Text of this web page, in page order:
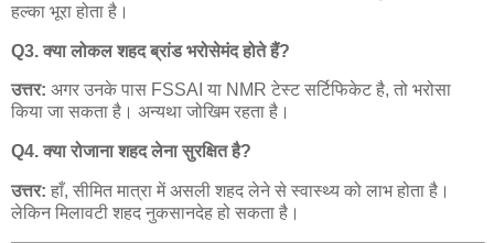
हल्का भूरा होता है।
Q3.क्या लोकल शहद ब्रांड भरोसेमंद होते हैं?
उत्तर: अगर उनके पास FSSAI या NMR टेस्ट सर्टिफिकेट है, तो भरोसा
किया जा सकता है। अन्यथा जोखिम रहता है।
Q4.क्या रोजाना शहद लेना सुरक्षित है?
उत्तर: हाँ, सीमित मात्रा में असली शहद लेने से स्वास्थ्य को लाभ होता है।
लेकिन मिलावटी शहद नुकसानदेह हो सकता है।